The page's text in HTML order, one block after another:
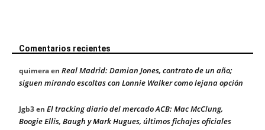
Comentarios recientes
quimeraen Real Madrid: Damian Jones, contrato de un año;
siguen mirando escoltas con Lonnie Walker como lejana opción
Jgb3en El tracking diario del mercado ACB: Mac McClung,
Boogie Ellis, Baugh y Mark Hugues, últimos fichajes oficiales